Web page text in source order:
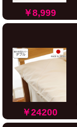
￥8,999
￥24200